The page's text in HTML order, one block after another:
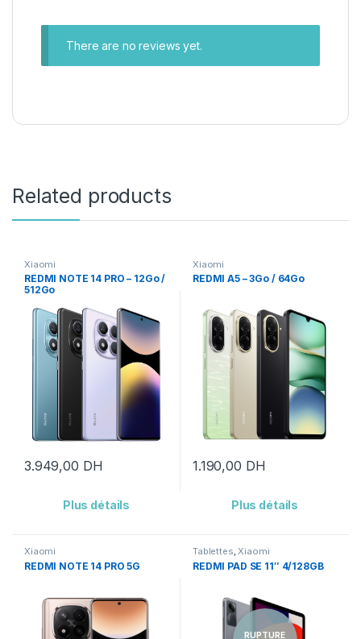
There are no reviews yet.
Related products
Xiaomi
REDMI NOTE 14 PRO – 12Go /
512Go
3.949,00 DH
Plus détails
Xiaomi
REDMI A5 – 3Go / 64Go
1.190,00 DH
Plus détails
Xiaomi
REDMI NOTE 14 PRO 5G
Tablettes,Xiaomi
REDMI PAD SE 11″ 4/128GB